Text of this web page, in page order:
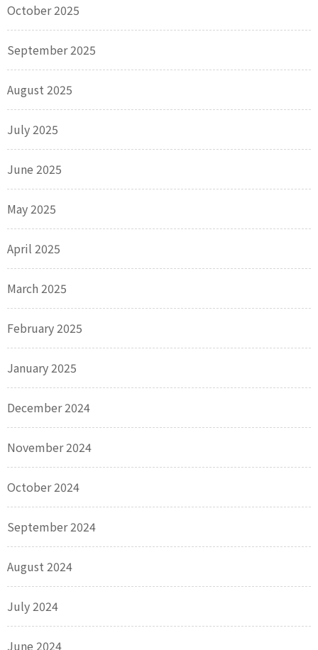
October 2025
September 2025
August 2025
July 2025
June 2025
May 2025
April 2025
March 2025
February 2025
January 2025
December 2024
November 2024
October 2024
September 2024
August 2024
July 2024
June 2024